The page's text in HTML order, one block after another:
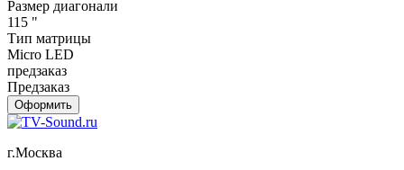
Размер диагонали
115 "
Тип матрицы
Micro LED
предзаказ
Предзаказ
Оформить
г.Москва